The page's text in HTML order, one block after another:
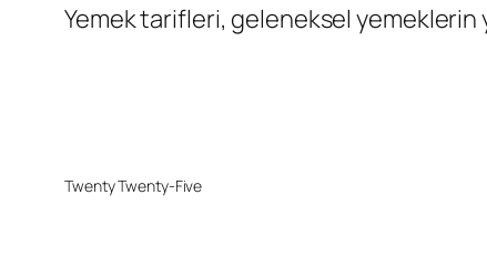
Yemek tarifleri, geleneksel
Twenty Twenty-Five